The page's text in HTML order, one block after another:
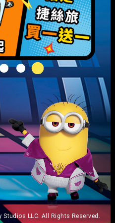
LLC. All Rights Reserved.